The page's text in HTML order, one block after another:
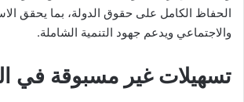
الحفاظ الكامل على حقوق الدولة، بما يحقق
والاجتماعي ويدعم جهود التنمية الشاملة.
تسهيلات غير مسبوقة في